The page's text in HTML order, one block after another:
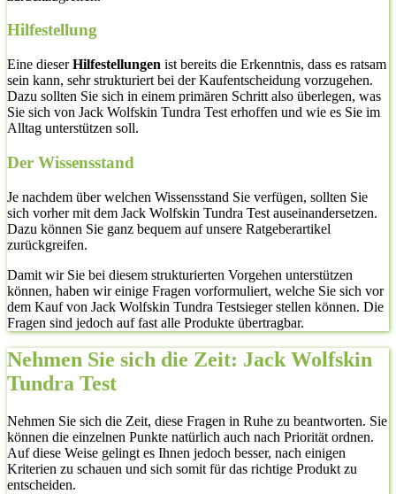
Hilfestellung
Eine dieserHilfestellungen ist bereits die Erkenntnis, dass es ratsam
sein kann, sehr strukturiert bei der Kaufentscheidung vorzugehen.
Dazu sollten Sie sich in einem primären Schritt also überlegen, was
Sie sich von Jack Wolfskin Tundra Test erhoffen und wie es Sie im
Alltag unterstützen soll.
Der Wissensstand
Je nachdem über welchen Wissensstand Sie verfügen, sollten Sie
sich vorher mit dem Jack Wolfskin Tundra Test auseinandersetzen.
Dazu können Sie ganz bequem auf unsere Ratgeberartikel
zurückgreifen.
Damit wir Sie bei diesem strukturierten Vorgehen unterstützen
können, haben wir einige Fragen vorformuliert, welche Sie sich vor
dem Kauf von Jack Wolfskin Tundra Testsieger stellen können. Die
Fragen sind jedoch auf fast alle Produkte übertragbar.
Nehmen Sie sich die Zeit: Jack Wolfskin
Tundra Test
Nehmen Sie sich die Zeit, diese Fragen in Ruhe zu beantworten. Sie
können die einzelnen Punkte natürlich auch nach Priorität ordnen.
Auf diese Weise gelingt es Ihnen jedoch besser, nach einigen
Kriterien zu schauen und sich somit für das richtige Produkt zu
entscheiden.